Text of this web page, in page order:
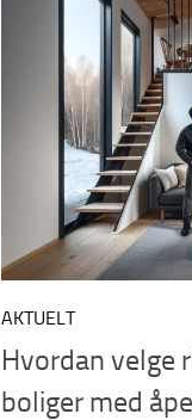
AKTUELT
Hvordan velge
boliger med